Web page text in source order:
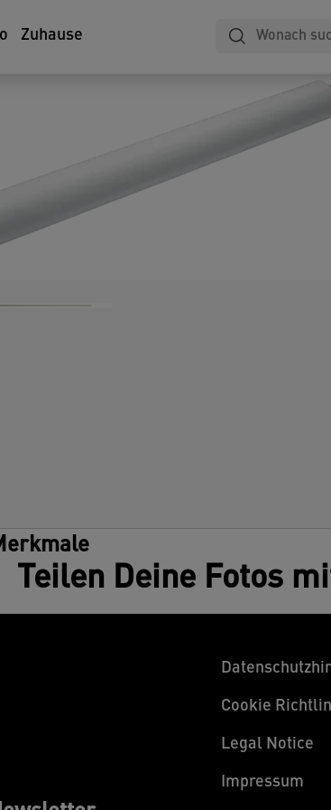
Zuhause
Teilen Deine Fotos
Cookie
Legal Notice
Impressum